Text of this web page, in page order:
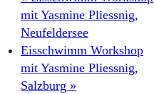
mit Yasmine Pliessnig,
Neufeldersee
Eisschwimm Workshop
mit Yasmine Pliessnig,
Salzburg »